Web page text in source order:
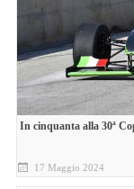
In cinquanta alla 30ª
17 Maggio 2024